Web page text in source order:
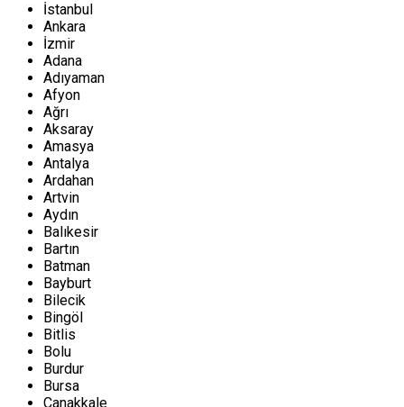
İstanbul
Ankara
İzmir
Adana
Adıyaman
Afyon
Ağrı
Aksaray
Amasya
Antalya
Ardahan
Artvin
Aydın
Balıkesir
Bartın
Batman
Bayburt
Bilecik
Bingöl
Bitlis
Bolu
Burdur
Bursa
Çanakkale